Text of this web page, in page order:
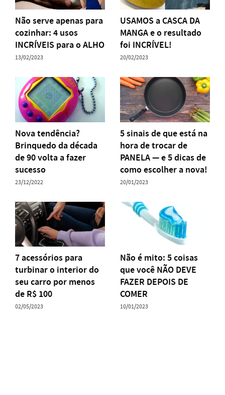
Não serve apenas para
cozinhar: 4 usos
INCRÍVEIS para o ALHO
13/02/2023
USAMOS a CASCA DA
MANGA e o resultado
foi INCRÍVEL!
20/02/2023
Nova tendência?
Brinquedo da década
de 90 volta a fazer
sucesso
23/12/2022
5 sinais de que está na
hora de trocar de
PANELA — e 5 dicas de
como escolher a nova!
20/01/2023
7 acessórios para
turbinar o interior do
seu carro por menos
de R$ 100
02/05/2023
Não é mito: 5 coisas
que você NÃO DEVE
FAZER DEPOIS DE
COMER
10/01/2023